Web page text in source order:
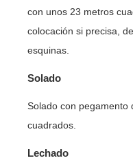
con unos 23 metros
colocación si precisa,
esquinas.
Solado
Solado con pegamento
cuadrados.
Lechado